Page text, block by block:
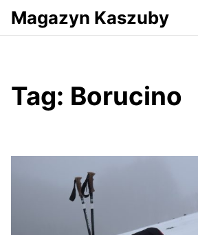
Przejdź do serwisu magazynkaszuby.pl
Magazyn Kaszuby
Tag: Borucino